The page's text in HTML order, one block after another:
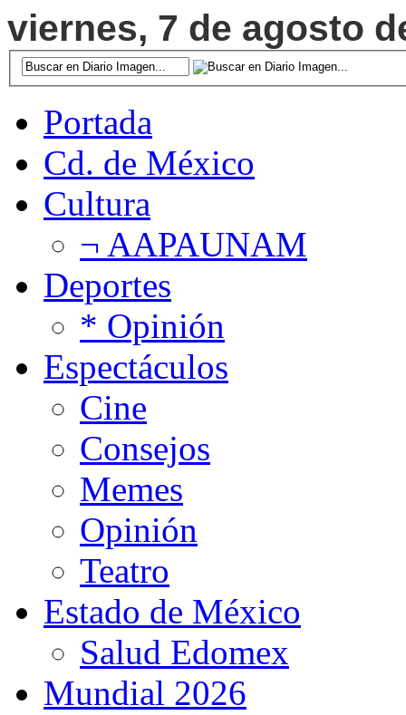
viernes, 7 de agosto
Portada
Cd. de México
Cultura
¬ AAPAUNAM
Deportes
* Opinión
Espectáculos
Cine
Consejos
Memes
Opinión
Teatro
Estado de México
Salud Edomex
Mundial 2026